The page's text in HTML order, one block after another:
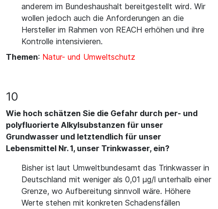
anderem im Bundeshaushalt bereitgestellt wird. Wir
wollen jedoch auch die Anforderungen an die
Hersteller im Rahmen von REACH erhöhen und ihre
Kontrolle intensivieren.
Themen: Natur- und Umweltschutz
10
Wie hoch schätzen Sie die Gefahr durch per- und
polyfluorierte Alkylsubstanzen für unser
Grundwasser und letztendlich für unser
Lebensmittel Nr. 1, unser Trinkwasser, ein?
Bisher ist laut Umweltbundesamt das Trinkwasser in
Deutschland mit weniger als 0,01 µg/l unterhalb einer
Grenze, wo Aufbereitung sinnvoll wäre. Höhere
Werte stehen mit konkreten Schadensfällen